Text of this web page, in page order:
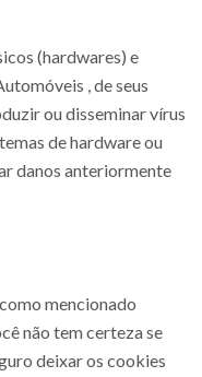
(hardwares) e
, de seus
ou disseminar vírus
de hardware ou
danos anteriormente
mencionado
não tem certeza se
deixar os cookies